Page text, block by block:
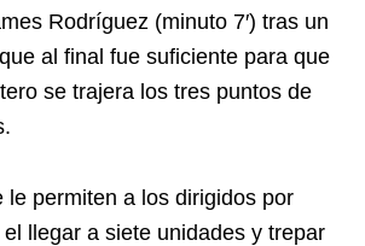
Rodríguez (minuto 7′) tras un
al final fue suficiente para que
se trajera los tres puntos de
le permiten a los dirigidos por
llegar a siete unidades y trepar